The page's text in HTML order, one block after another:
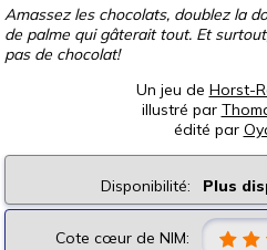
Amassez les chocolats, doublez la
de palme qui gâterait tout. Et
pas de chocolat!
Un jeu de Horst-
illustré par
édité par
Disponibilité: Plus
Cote cœur de NIM: